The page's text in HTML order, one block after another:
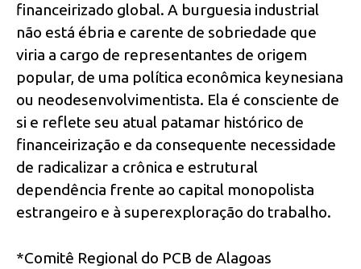
financeirizado global. A burguesia industrial
não está ébria e carente de sobriedade que
viria a cargo de representantes de origem
popular, de uma política econômica keynesiana
ou neodesenvolvimentista. Ela é consciente de
si e reflete seu atual patamar histórico de
financeirização e da consequente necessidade
de radicalizar a crônica e estrutural
dependência frente ao capital monopolista
estrangeiro e à superexploração do trabalho.
*Comitê Regional do PCB de Alagoas